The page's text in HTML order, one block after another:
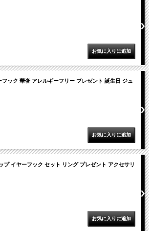
ック 華奢 アレルギーフリー プレゼント 誕生日 ジュ
イヤーフック セット リング プレゼント アクセサリ